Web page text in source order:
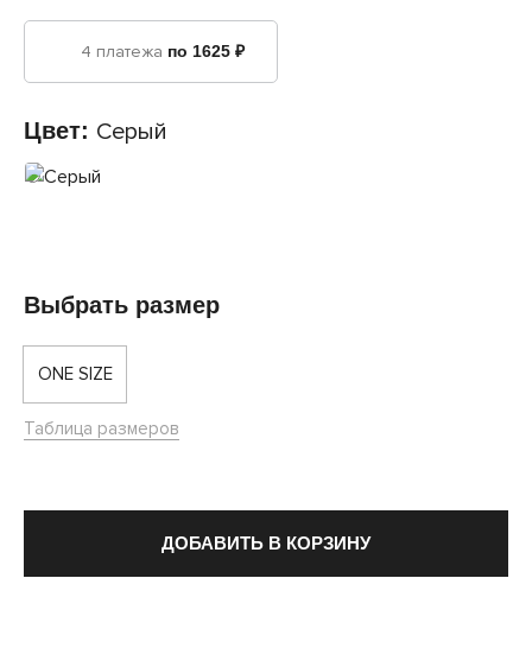
4 платежа по 1625 ₽
Цвет: Серый
Выбрать размер
ONE SIZE
Таблица размеров
ДОБАВИТЬ В КОРЗИНУ